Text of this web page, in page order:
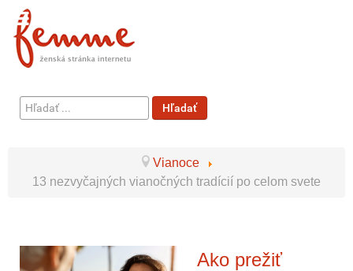
Hľadať
...
Hľadať
Vianoce
13 nezvyčajných vianočných tradícií po celom svete
Ako prežiť